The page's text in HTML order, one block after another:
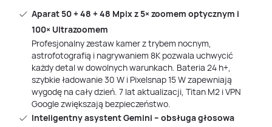
Aparat 50 + 48 + 48 Mpix z 5× zoomem optycznym i
100× Ultrazoomem
Profesjonalny zestaw kamer z trybem nocnym,
astrofotografią i nagrywaniem 8K pozwala uchwycić
każdy detal w dowolnych warunkach. Bateria 24 h+,
szybkie ładowanie 30 W i Pixelsnap 15 W zapewniają
wygodę na cały dzień. 7 lat aktualizacji, Titan M2 i VPN
Google zwiększają bezpieczeństwo.
Inteligentny asystent Gemini – obsługa głosowa